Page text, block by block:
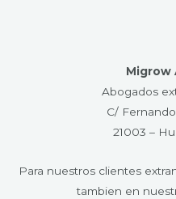
Migrow
Abogados
C/ Fernando
21003 –
Para nuestros clientes
tambien en